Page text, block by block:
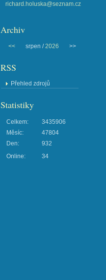
richard.holuska@seznam.cz
Archiv
<< srpen /2026 >>
RSS
Přehled zdrojů
Statistiky
Online: 34
Celkem:
3435906
Měsíc:
47804
Den:
932